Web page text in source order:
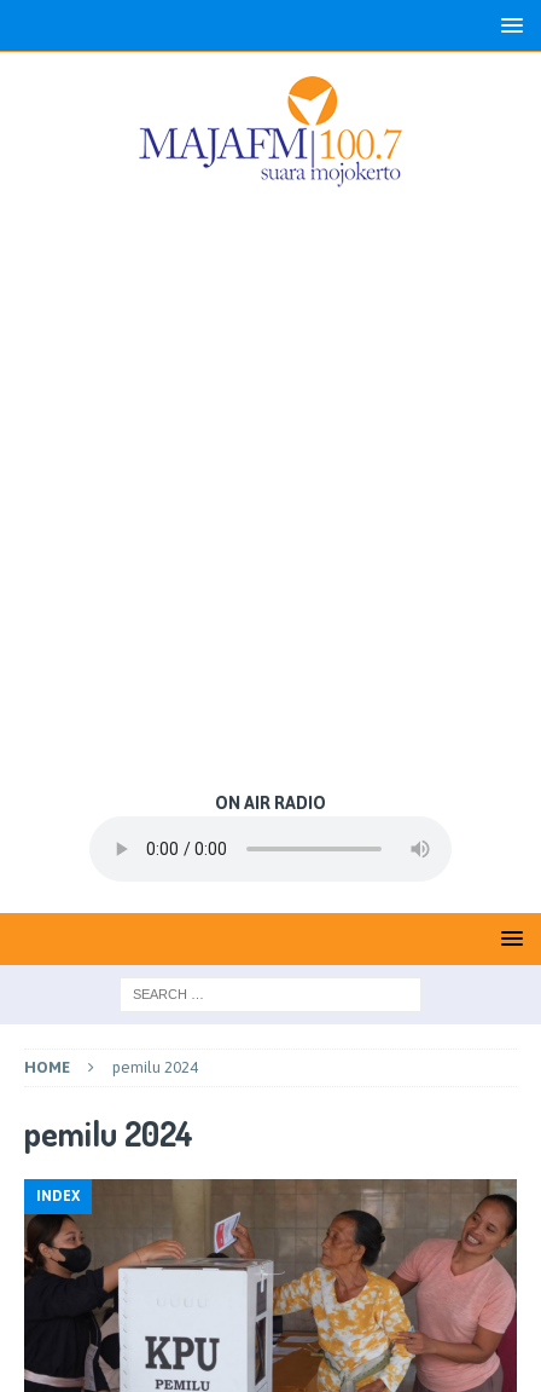
ON AIR RADIO
HOME pemilu 2024
pemilu 2024
INDEX